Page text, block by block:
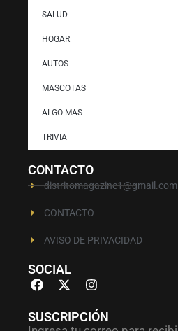
SALUD
HOGAR
AUTOS
MASCOTAS
ALGO MAS
TRIVIA
CONTACTO
distritomagazine1@gmail.com
CONTACTO
AVISO DE PRIVACIDAD
SOCIAL
SUSCRIPCIÓN